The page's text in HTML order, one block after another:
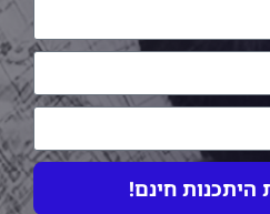
חינם!